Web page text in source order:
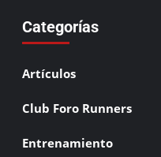
Categorías
Artículos
Club Foro Runners
Entrenamiento